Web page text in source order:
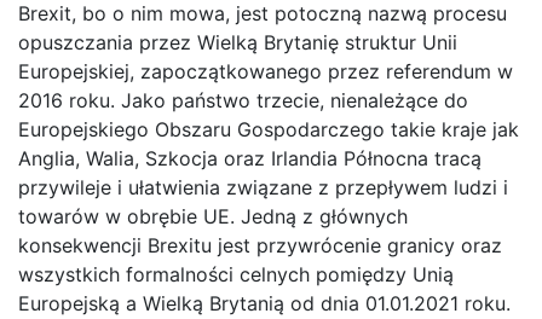
Brexit, bo o nim mowa, jest potoczną nazwą procesu
opuszczania przez Wielką Brytanię struktur Unii
Europejskiej, zapoczątkowanego przez referendum w
2016 roku. Jako państwo trzecie, nienależące do
Europejskiego Obszaru Gospodarczego takie kraje jak
Anglia, Walia, Szkocja oraz Irlandia Północna tracą
przywileje i ułatwienia związane z przepływem ludzi i
towarów w obrębie UE. Jedną z głównych
konsekwencji Brexitu jest przywrócenie granicy oraz
wszystkich formalności celnych pomiędzy Unią
Europejską a Wielką Brytanią od dnia 01.01.2021 roku.